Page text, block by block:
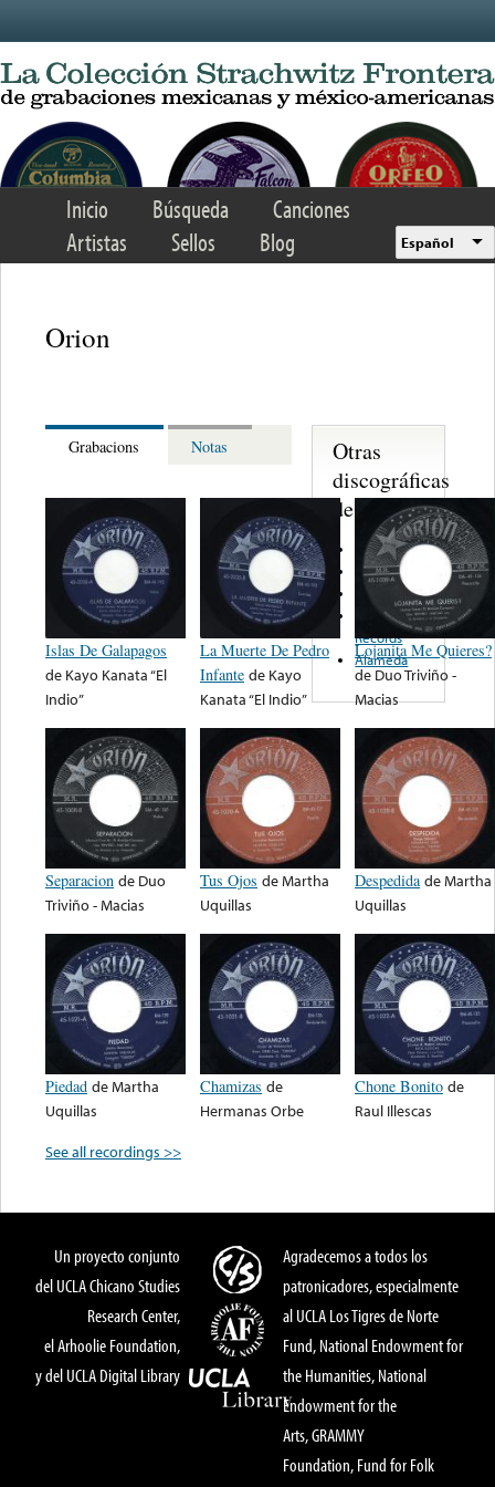
Inicio Búsqueda
Canciones
Artistas
Sellos Blog Español
Orion
Grabacions Notas
Islas De Galapagos
de Kayo Kanata “El
Indio”
La Muerte De Pedro
Infante de Kayo
Kanata “El Indio”
Lojanita Me Quieres?
deDuo Triviño -
Macias
Separacion de Duo
Triviño - Macias
Tus Ojos deMartha
Uquillas
Despedida deMartha
Uquillas
Piedad deMartha
Uquillas
Chamizas de
Hermanas Orbe
Chone Bonito de
Raul Illescas
See all recordings >>
Otras
discográficas
de nota ...
Dimex
Discos Torres
Mr. G
Arsol
Records
Alameda
Un proyecto conjunto
del UCLA Chicano Studies
Research Center,
el Arhoolie Foundation,
y del UCLA Digital Library
Agradecemos a todos los
patronicadores, especialmente
al UCLA Los Tigres de Norte
Fund, National Endowment for
the Humanities, National
Endowment for the
Arts, GRAMMY
Foundation, Fund for Folk